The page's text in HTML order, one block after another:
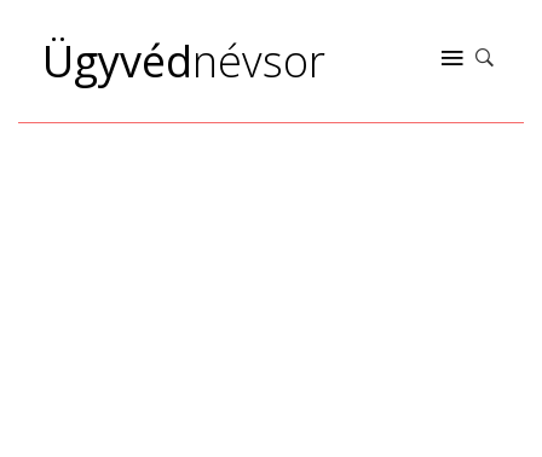
Ügyvédnévsor